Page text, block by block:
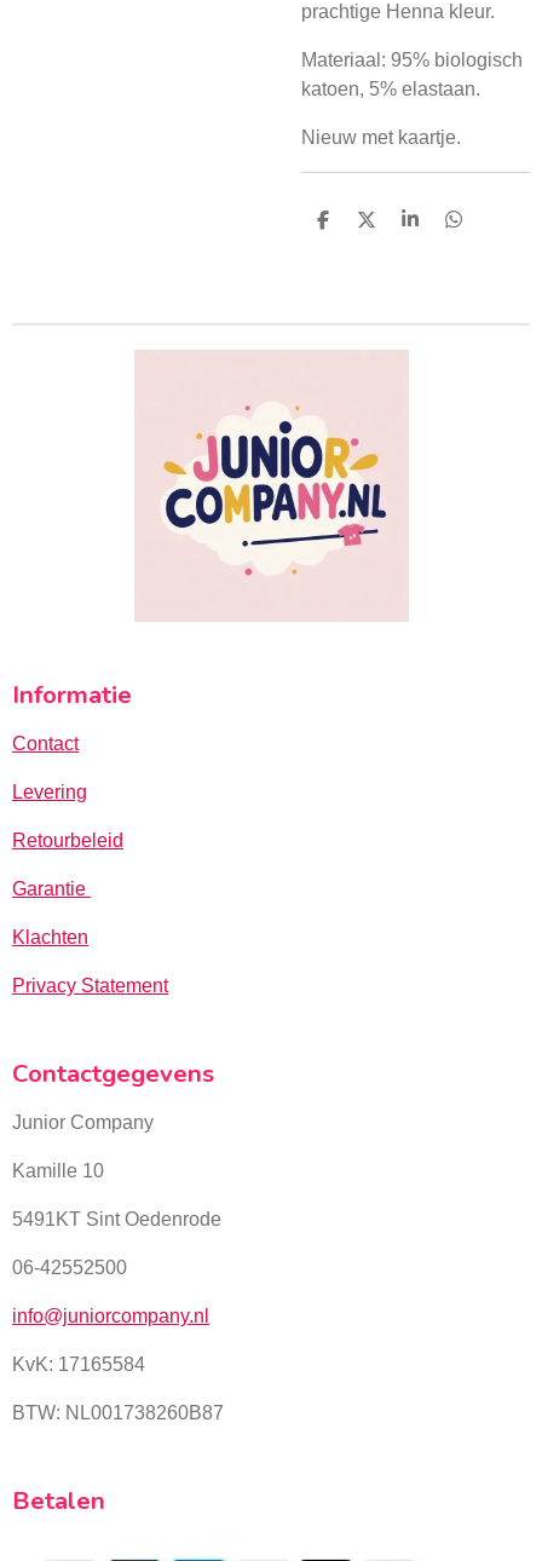
prachtige Henna kleur.
Materiaal: 95% biologisch
katoen, 5% elastaan.
Nieuw met kaartje.
D
D
S
D
Informatie
Contact
Levering
Retourbeleid
Garantie
Klachten
Privacy Statement
Contactgegevens
Junior Company
Kamille 10
5491KT Sint Oedenrode
06-42552500
info@juniorcompany.nl
KvK: 17165584
BTW: NL001738260B87
Betalen